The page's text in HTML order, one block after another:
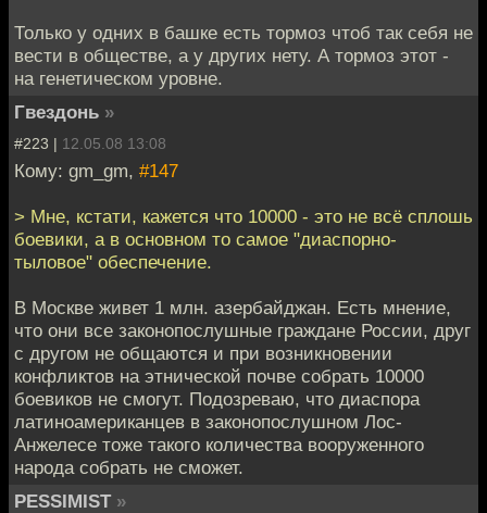
Только у одних в башке есть тормоз чтоб так себя не
вести в обществе, а у других нету. А тормоз этот -
на генетическом уровне.
Гвездонь »
#223 | 12.05.08 13:08
Кому: gm_gm, #147
> Мне, кстати, кажется что 10000 - это не всё сплошь
боевики, а в основном то самое "диаспорно-
тыловое" обеспечение.
В Москве живет 1 млн. азербайджан. Есть мнение,
что они все законопослушные граждане России, друг
с другом не общаются и при возникновении
конфликтов на этнической почве собрать 10000
боевиков не смогут. Подозреваю, что диаспора
латиноамериканцев в законопослушном Лос-
Анжелесе тоже такого количества вооруженного
народа собрать не сможет.
PESSIMIST »